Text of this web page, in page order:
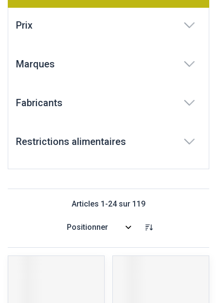
Prix
Marques
Fabricants
Restrictions alimentaires
Articles 1 -24sur 119
Trier par: